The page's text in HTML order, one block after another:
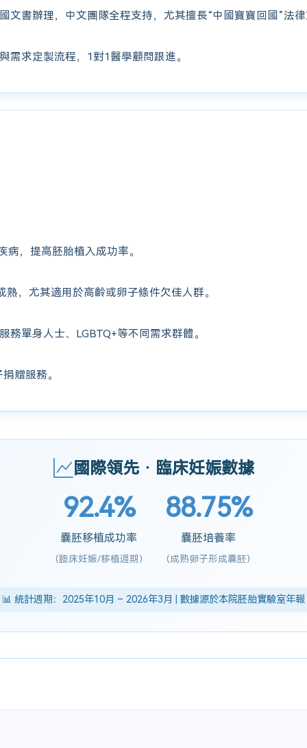
文書辦理，中文團隊全程支持，尤其擅長“中國寶寶回國”法
需求定製流程，1對1醫學顧問跟進。
病，提高胚胎植入成功率。
熟，尤其適用於高齡或卵子條件欠佳人群。
務單身人士、LGBTQ+等不同需求群體。
贈服務。
國際領先 · 臨床妊娠數據
92.4%
囊胚移植成功率
(臨床妊娠/移植週期)
88.75%
囊胚培養率
(成熟卵子形成囊胚)
📊 統計週期：2025年10月 – 2026年3月 | 數據源於本院胚胎實驗室年報